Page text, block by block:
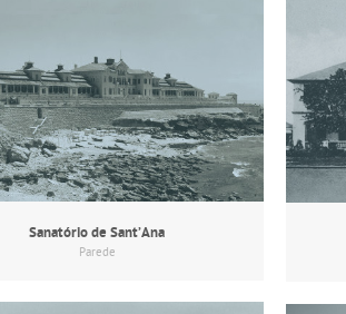
Sanatório de Sant’Ana
Parede